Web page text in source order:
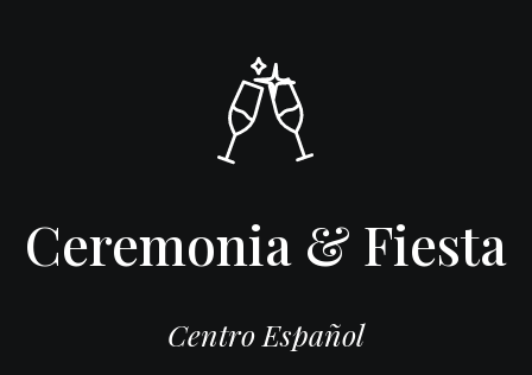
Ceremonia & Fiesta
Centro Español